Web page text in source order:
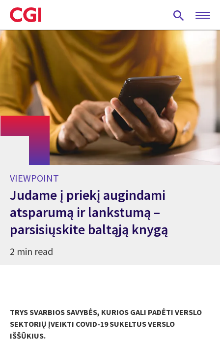
Skip
to
main
content
VIEWPOINT
Judame į priekį augindami
atsparumą ir lankstumą –
parsisiųskite baltąją knygą
2 min read
TRYS SVARBIOS SAVYBĖS, KURIOS GALI PADĖTI VERSLO
SEKTORIŲ ĮVEIKTI COVID-19 SUKELTUS VERSLO
IŠŠŪKIUS.